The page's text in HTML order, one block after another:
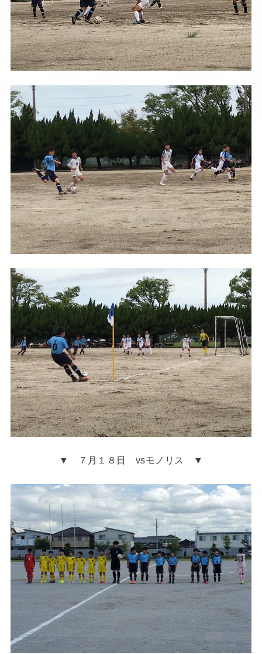
▼ ７月１８日 vsモノリス ▼